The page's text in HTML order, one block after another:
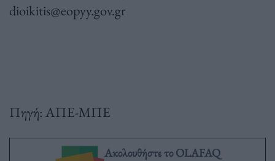
dioikitis@eopyy.gov.gr
Πηγή: ΑΠΕ-ΜΠΕ
Ακολουθήστε το OLAFAQ